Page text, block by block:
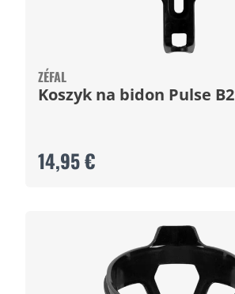
ZÉFAL
Koszyk na bidon Pulse B2
14,95 €